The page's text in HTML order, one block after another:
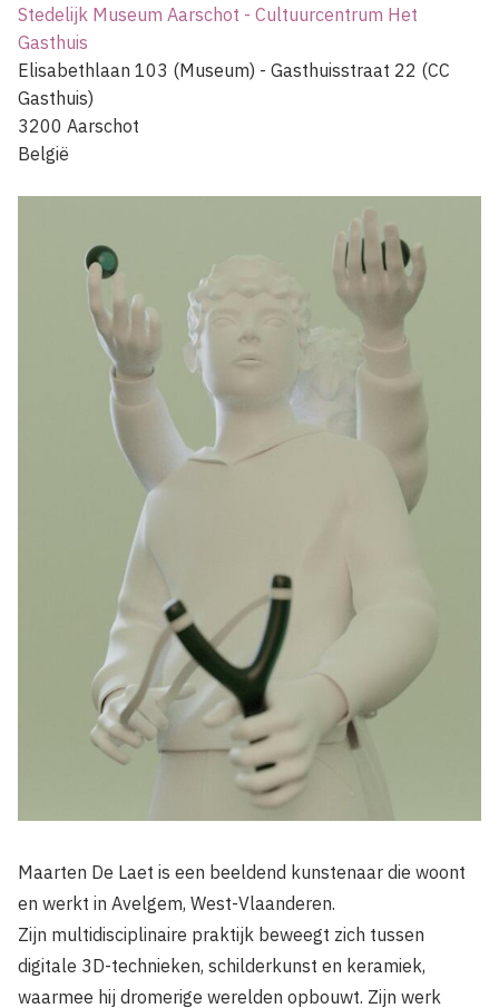
Stedelijk Museum Aarschot - Cultuurcentrum Het
Gasthuis
Elisabethlaan 103 (Museum) - Gasthuisstraat 22 (CC
Gasthuis)
3200 Aarschot
België
Maarten De Laet is een beeldend kunstenaar die woont
en werkt in Avelgem, West-Vlaanderen.
Zijn multidisciplinaire praktijk beweegt zich tussen
digitale 3D-technieken, schilderkunst en keramiek,
waarmee hij dromerige werelden opbouwt. Zijn werk